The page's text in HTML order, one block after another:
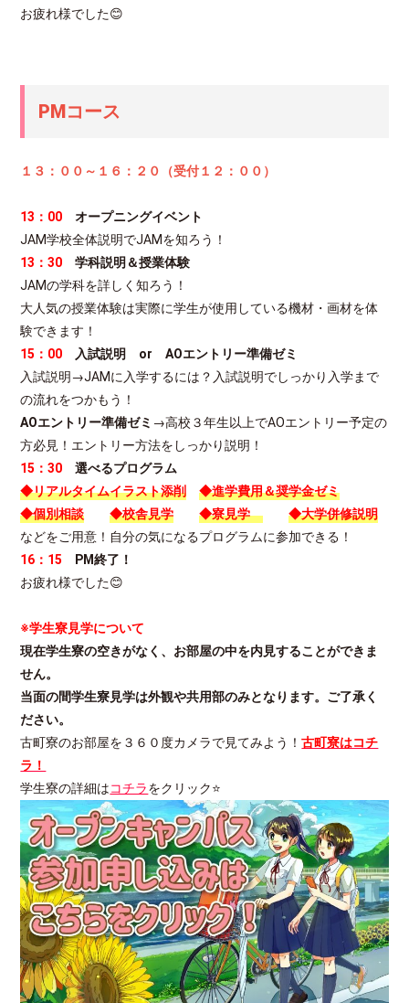
お疲れ様でした😊
PMコース
１３：００～１６：２０（受付１２：０ ０）
13：00 オープニングイベント
JAM学校全体説明でJAMを知ろう！
13：30 学科説明＆授業体験
JAMの学科を詳しく知ろう！
大人気の授業体験は実際に学生が使用している機材・画材を体
験できます！
15：00 入試説明 or AOエントリー準備ゼミ
入試説明→JAMに入学するには？入試説明でしっかり入学まで
の流れをつかもう！
AOエントリー準備ゼミ →高校３年生以上でAOエントリー予定の
方必見！エントリー方法をしっかり説明！
15：30 選べるプログラム
◆リアルタイムイラスト添削
◆進学費用＆奨学金ゼミ
◆個別相談
◆校舎見学 ◆寮見学
◆大学併修説明
などをご用意！自分の気になるプログラムに参加できる！
16：15 PM終了！
お疲れ様でした😊
※学生寮見学について
現在学生寮の空きがなく、お部屋の中を内見することができま
せん。
当面の間学生寮見学は外観や共用部のみとなります。ご了承く
ださい。
古町寮のお部屋を３６０度カメラで見てみよう！古町寮はコチ
ラ！
学生寮の詳細はコチラをクリック⭐